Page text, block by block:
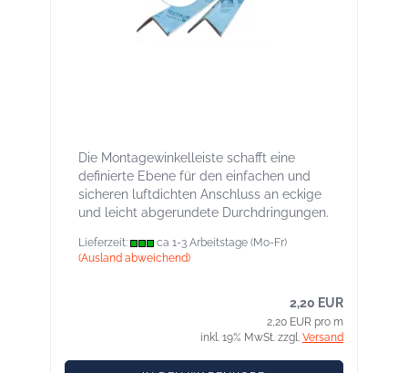
Die Montagewinkelleiste schafft eine
definierte Ebene für den einfachen und
sicheren luftdichten Anschluss an eckige
und leicht abgerundete Durchdringungen.
Lieferzeit:
ca 1-3 Arbeitstage (Mo-Fr)
(Ausland abweichend)
2,20 EUR
2,20 EUR pro m
inkl. 19% MwSt. zzgl. Versand